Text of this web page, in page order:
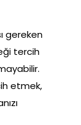
gereken
tercih
etmek,